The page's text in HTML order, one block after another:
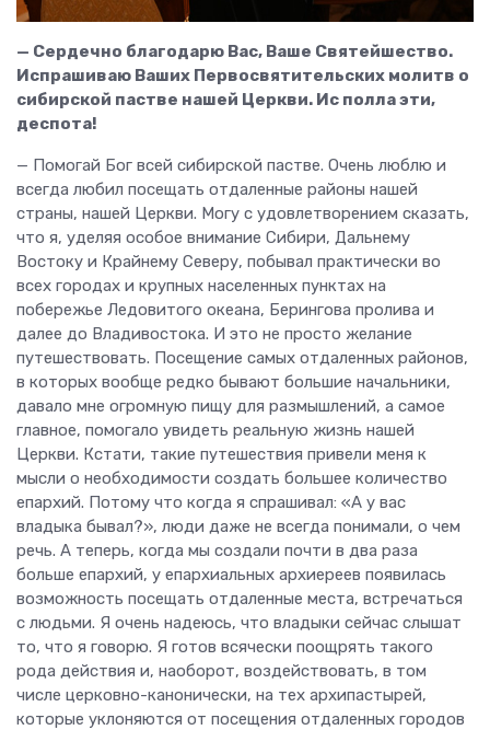
— Сердечно благодарю Вас, Ваше Святейшество.
Испрашиваю Ваших Первосвятительских молитв о
сибирской пастве нашей Церкви. Ис полла эти,
деспота!
— Помогай Бог всей сибирской пастве. Очень люблю и
всегда любил посещать отдаленные районы нашей
страны, нашей Церкви. Могу с удовлетворением сказать,
что я, уделяя особое внимание Сибири, Дальнему
Востоку и Крайнему Северу, побывал практически во
всех городах и крупных населенных пунктах на
побережье Ледовитого океана, Берингова пролива и
далее до Владивостока. И это не просто желание
путешествовать. Посещение самых отдаленных районов,
в которых вообще редко бывают большие начальники,
давало мне огромную пищу для размышлений, а самое
главное, помогало увидеть реальную жизнь нашей
Церкви. Кстати, такие путешествия привели меня к
мысли о необходимости создать большее количество
епархий. Потому что когда я спрашивал: «А у вас
владыка бывал?», люди даже не всегда понимали, о чем
речь. А теперь, когда мы создали почти в два раза
больше епархий, у епархиальных архиереев появилась
возможность посещать отдаленные места, встречаться
с людьми. Я очень надеюсь, что владыки сейчас слышат
то, что я говорю. Я готов всячески поощрять такого
рода действия и, наоборот, воздействовать, в том
числе церковно-канонически, на тех архипастырей,
которые уклоняются от посещения отдаленных городов